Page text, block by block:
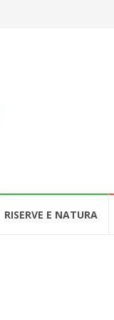
RISERVE E NATURA